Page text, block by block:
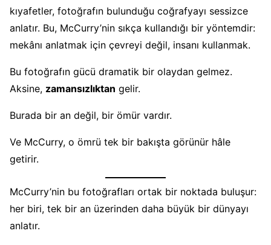
kıyafetler, fotoğrafın bulunduğu coğrafyayı sessizce
anlatır. Bu, McCurry’nin sıkça kullandığı bir yöntemdir:
mekânı anlatmak için çevreyi değil, insanı kullanmak.
Bu fotoğrafın gücü dramatik bir olaydan gelmez.
Aksine, zamansızlıktan gelir.
Burada bir an değil, bir ömür vardır.
Ve McCurry, o ömrü tek bir bakışta görünür hâle
getirir.
McCurry’nin bu fotoğrafları ortak bir noktada buluşur:
her biri, tek bir an üzerinden daha büyük bir dünyayı
anlatır.